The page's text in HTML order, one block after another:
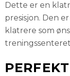
Dette er en
presisjon. Den
klatrere som